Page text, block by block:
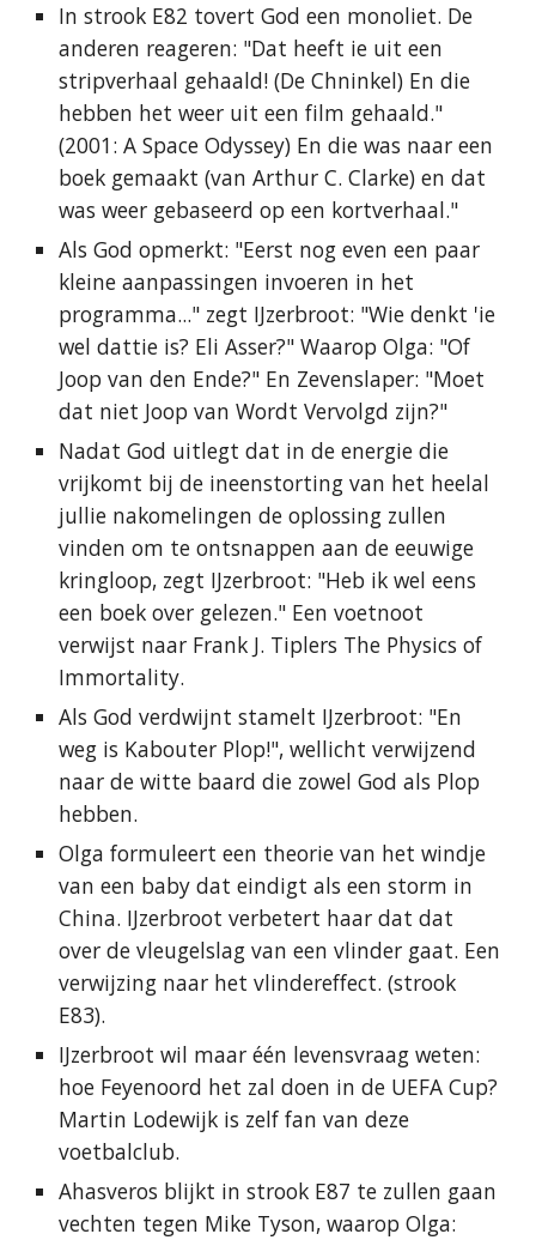
In strook E82 tovert God een monoliet. De
anderen reageren: "Dat heeft ie uit een
stripverhaal gehaald! (De Chninkel) En die
hebben het weer uit een film gehaald."
(2001: A Space Odyssey) En die was naar een
boek gemaakt (van Arthur C. Clarke) en dat
was weer gebaseerd op een kortverhaal."
Als God opmerkt: "Eerst nog even een paar
kleine aanpassingen invoeren in het
programma..." zegt IJzerbroot: "Wie denkt 'ie
wel dattie is? Eli Asser?" Waarop Olga: "Of
Joop van den Ende?" En Zevenslaper: "Moet
dat niet Joop van Wordt Vervolgd zijn?"
Nadat God uitlegt dat in de energie die
vrijkomt bij de ineenstorting van het heelal
jullie nakomelingen de oplossing zullen
vinden om te ontsnappen aan de eeuwige
kringloop, zegt IJzerbroot: "Heb ik wel eens
een boek over gelezen." Een voetnoot
verwijst naar Frank J. Tiplers The Physics of
Immortality.
Als God verdwijnt stamelt IJzerbroot: "En
weg is Kabouter Plop!", wellicht verwijzend
naar de witte baard die zowel God als Plop
hebben.
Olga formuleert een theorie van het windje
van een baby dat eindigt als een storm in
China. IJzerbroot verbetert haar dat dat
over de vleugelslag van een vlinder gaat. Een
verwijzing naar het vlindereffect. (strook
E83).
IJzerbroot wil maar één levensvraag weten:
hoe Feyenoord het zal doen in de UEFA Cup?
Martin Lodewijk is zelf fan van deze
voetbalclub.
Ahasveros blijkt in strook E87 te zullen gaan
vechten tegen Mike Tyson, waarop Olga: